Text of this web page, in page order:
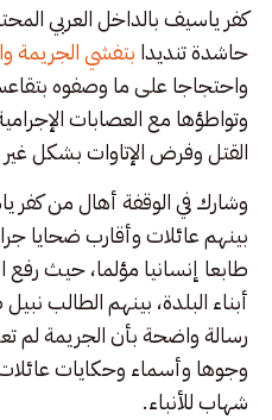
كفر ياسيف بالداخل العربي
حاشدة تنديدا بتفشي الجريمة
واحتجاجا على ما وصفوه
وتواطؤها مع العصابات
القتل وفرض الإتاوات بشكل
وشارك في الوقفة أهال من كفر
بينهم عائلات وأقارب ضحايا
طابعا إنسانيا مؤلما، حيث
أبناء البلدة، بينهم الطالب
رسالة واضحة بأن الجريمة لم
وجوها وأسماء وحكايات
شهاب للأنباء.